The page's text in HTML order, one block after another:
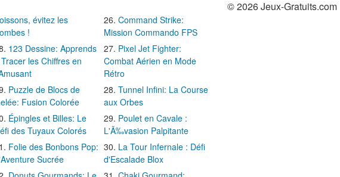
évitez les
!
123 Dessine: Apprends
les Chiffres en
Puzzle de Blocs de
Fusion Colorée
Épingles et Billes: Le
des Tuyaux Colorés
Folie des Bonbons Pop:
Sucrée
Command Strike:
Mission Commando FPS
Pixel Jet Fighter:
Combat Aérien en Mode
Rétro
Tunnel Infini: La Course
aux Orbes
Poulet en Cavale :
L'Ã‰vasion Palpitante
La Tour Infernale : Défi
d'Escalade Blox
© 2026 Jeux-Gratuits.com